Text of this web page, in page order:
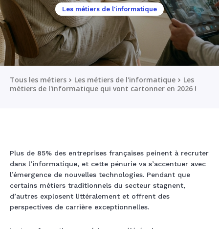
Les métiers de l'informatique
Tous les métiers Les métiers de l'informatique
Les
métiers de l'informatique qui vont cartonner en 2026 !
Plus de 85% des entreprises françaises peinent à recruter
dans l’informatique, et cette pénurie va s’accentuer avec
l’émergence de nouvelles technologies. Pendant que
certains métiers traditionnels du secteur stagnent,
d’autres explosent littéralement et offrent des
perspectives de carrière exceptionnelles.